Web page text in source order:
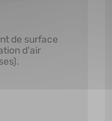
de surface
d'air